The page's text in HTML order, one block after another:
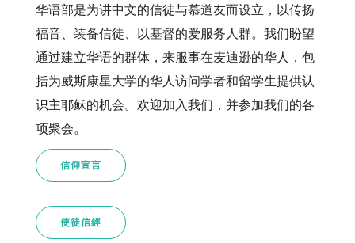
华语部是为讲中文的信徒与慕道友而设立，以传扬
福音、装备信徒、以基督的爱服务人群。我们盼望
通过建立华语的群体，来服事在麦迪逊的华人，包
括为威斯康星大学的华人访问学者和留学生提供认
识主耶稣的机会。欢迎加入我们，并参加我们的各
项聚会。
信仰宣言
使徒信經